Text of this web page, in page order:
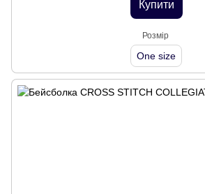
Купити
Розмір
One size